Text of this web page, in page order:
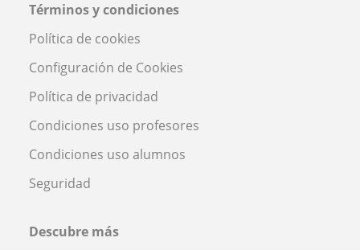
Términos y condiciones
Política de cookies
Configuración de Cookies
Política de privacidad
Condiciones uso profesores
Condiciones uso alumnos
Seguridad
Descubre más